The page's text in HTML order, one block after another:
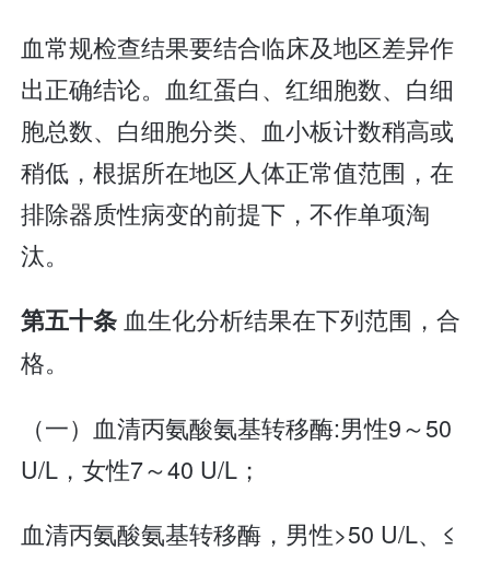
血常规检查结果要结合临床及地区差异作
出正确结论。血红蛋白、红细胞数、白细
胞总数、白细胞分类、血小板计数稍高或
稍低，根据所在地区人体正常值范围，在
排除器质性病变的前提下，不作单项淘
汰。
第五十条血生化分析结果在下列范围，合
格。
（一）血清丙氨酸氨基转移酶:男性9～50
U/L，女性7～40 U/L；
血清丙氨酸氨基转移酶，男性>50 U/L、≤